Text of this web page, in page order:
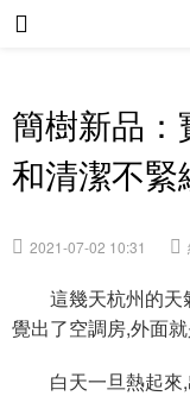
簡樹新品
和清潔不緊
2021-07-02 10:31
這幾天杭州的天
覺出了空調房,外面
白天一旦熱起來,